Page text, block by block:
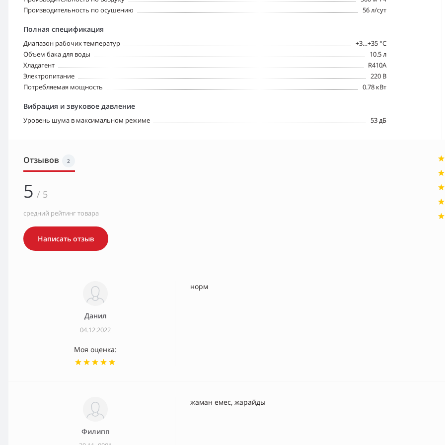
Производительность по осушению
56 л/сут
Полная спецификация
Диапазон рабочих температур
+3…+35 °С
Объем бака для воды
10.5 л
Хладагент
R410A
Электропитание
220 В
Потребляемая мощность
0.78 кВт
Вибрация и звуковое давление
Уровень шума в максимальном режиме 53 дБ
Отзывов 2
5 / 5
средний рейтинг товара
Написать отзыв
Данил
04.12.2022
Моя оценка:
норм
Филипп
жаман емес, жарайды